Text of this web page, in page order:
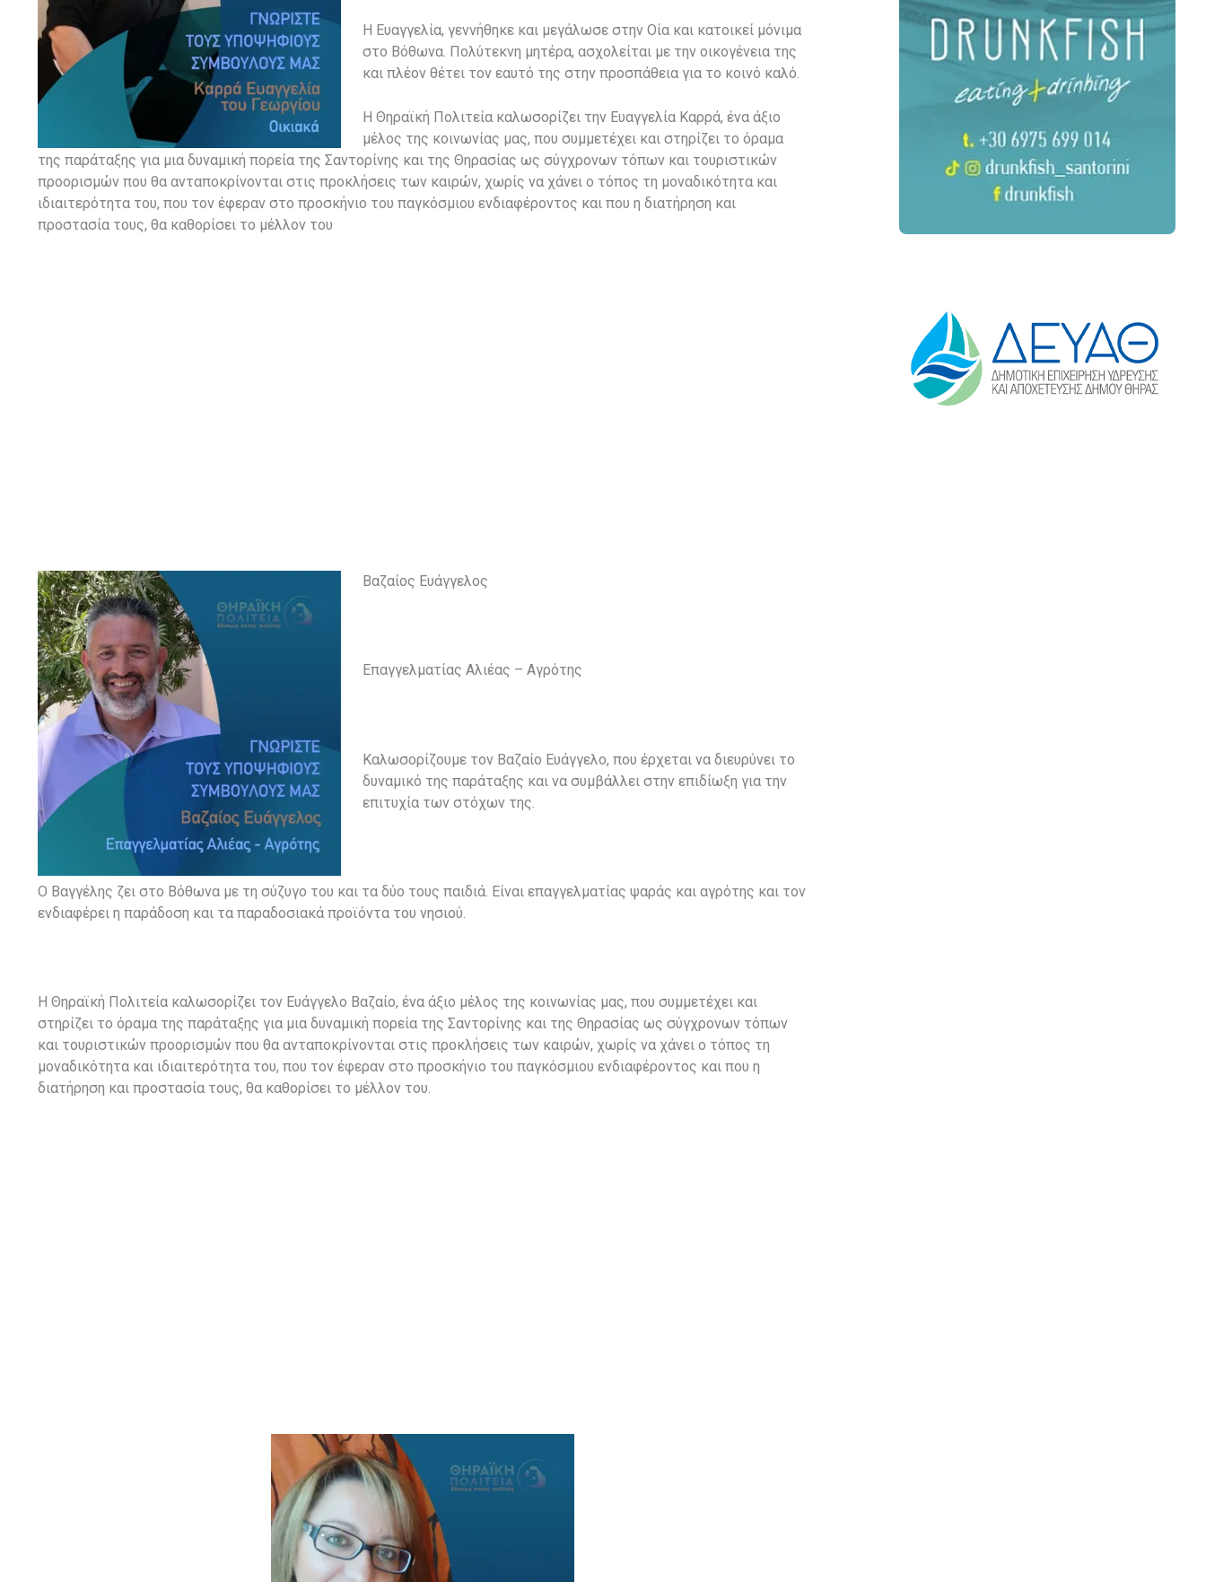
Η Ευαγγελία, γεννήθηκε και μεγάλωσε στην Οία και κατοικεί μόνιμα
στο Βόθωνα. Πολύτεκνη μητέρα, ασχολείται με την οικογένεια της
και πλέον θέτει τον εαυτό της στην προσπάθεια για το κοινό καλό.
Η Θηραϊκή Πολιτεία καλωσορίζει την Ευαγγελία Καρρά, ένα άξιο
μέλος της κοινωνίας μας, που συμμετέχει και στηρίζει το όραμα
της παράταξης για μια δυναμική πορεία της Σαντορίνης και της Θηρασίας ως σύγχρονων τόπων και τουριστικών
προορισμών που θα ανταποκρίνονται στις προκλήσεις των καιρών, χωρίς να χάνει ο τόπος τη μοναδικότητα και
ιδιαιτερότητα του, που τον έφεραν στο προσκήνιο του παγκόσμιου ενδιαφέροντος και που η διατήρηση και
προστασία τους, θα καθορίσει το μέλλον του
Βαζαίος Ευάγγελος
Επαγγελματίας Αλιέας – Αγρότης
Καλωσορίζουμε τον Βαζαίο Ευάγγελο, που έρχεται να διευρύνει το
δυναμικό της παράταξης και να συμβάλλει στην επιδίωξη για την
επιτυχία των στόχων της.
Ο Βαγγέλης ζει στο Βόθωνα με τη σύζυγο του και τα δύο τους παιδιά. Είναι επαγγελματίας ψαράς και αγρότης και τον
ενδιαφέρει η παράδοση και τα παραδοσιακά προϊόντα του νησιού.
Η Θηραϊκή Πολιτεία καλωσορίζει τον Ευάγγελο Βαζαίο, ένα άξιο μέλος της κοινωνίας μας, που συμμετέχει και
στηρίζει το όραμα της παράταξης για μια δυναμική πορεία της Σαντορίνης και της Θηρασίας ως σύγχρονων τόπων
και τουριστικών προορισμών που θα ανταποκρίνονται στις προκλήσεις των καιρών, χωρίς να χάνει ο τόπος τη
μοναδικότητα και ιδιαιτερότητα του, που τον έφεραν στο προσκήνιο του παγκόσμιου ενδιαφέροντος και που η
διατήρηση και προστασία τους, θα καθορίσει το μέλλον του.